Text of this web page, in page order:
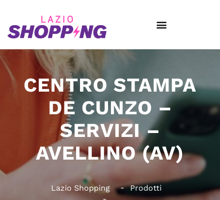
CENTRO STAMPA
DE CUNZO –
SERVIZI –
AVELLINO (AV)
Lazio Shopping Prodotti